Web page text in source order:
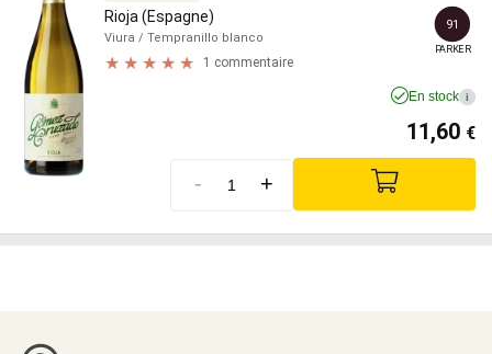
Rioja (Espagne)
Viura / Tempranillo blanco
1 commentaire
91
PARKER
En stock i
11,60 €
- +